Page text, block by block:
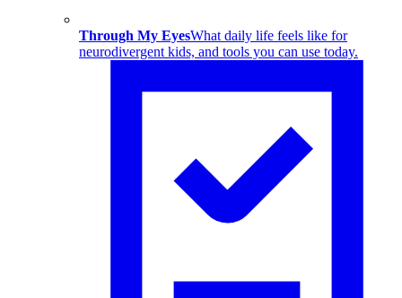
Through My EyesWhat daily life feels like for
neurodivergent kids, and tools you can use today.